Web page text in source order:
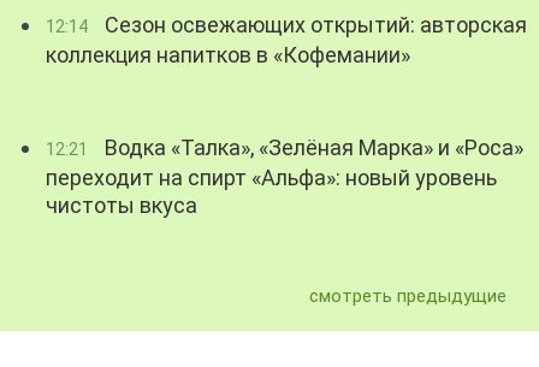
12:14
Сезон освежающих открытий: авторская
коллекция напитков в «Кофемании»
12:21
Водка «Талка», «Зелёная Марка» и «Роса»
переходит на спирт «Альфа»: новый уровень
чистоты вкуса
смотреть предыдущие